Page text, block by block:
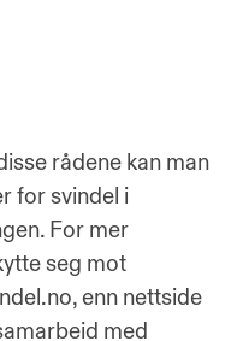
rådene kan man
for svindel i
For mer
seg mot
enn nettside
med